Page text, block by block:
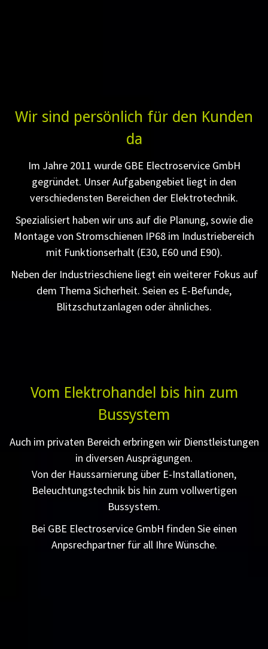
Wir sind persönlich für den Kunden
da
Im Jahre 2011 wurde GBE Electroservice GmbH
gegründet. Unser Aufgabengebiet liegt in den
verschiedensten Bereichen der Elektrotechnik.
Spezialisiert haben wir uns auf die Planung, sowie die
Montage von Stromschienen IP68 im Industriebereich
mit Funktionserhalt (E30, E60 und E90).
Neben der Industrieschiene liegt ein weiterer Fokus auf
dem Thema Sicherheit. Seien es E-Befunde,
Blitzschutzanlagen oder ähnliches.
Vom Elektrohandel bis hin zum
Bussystem
Auch im privaten Bereich erbringen wir Dienstleistungen
in diversen Ausprägungen.
Von der Haussarnierung über E-Installationen,
Beleuchtungstechnik bis hin zum vollwertigen
Bussystem.
Bei GBE Electroservice GmbH finden Sie einen
Anpsrechpartner für all Ihre Wünsche.